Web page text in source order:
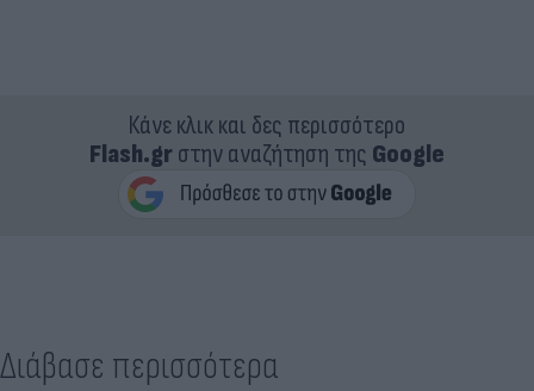
Κάνε κλικ και δες περισσότερο
Flash.grστην αναζήτηση της Google
Διάβασε περισσότερα